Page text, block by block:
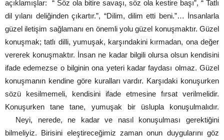
açıklamışlar: “ Söz ola bitire savaşı, söz ola kestire başı”, “ Tatlı
dil yılanı deliğinden çıkartır.”, “Dilim, dilim etti beni.”… İnsanlarla
güzel iletişim sağlamanı en önemli yolu güzel konuşmaktır. Güzel
konuşmak; tatlı dilli, yumuşak, karşındakini kırmadan, ona değer
vererek konuşmaktır. İnsan ne kadar bilgili olursa olsun kendisini
ifade edemezse o bilginin ona yeteri kadar faydası olmaz. Güzel
konuşmanın kendine göre kuralları vardır. Karşıdaki konuşurken
sözü kesilmemeli, kendisini ifade etmesine fırsat verilmelidir.
Konuşurken tane tane, yumuşak bir üslupla konuşulmalıdır.
Neyi, nerede, ne kadar ve nasıl konuşulması gerektiğini
bilmeliyiz. Birisini eleştireceğimiz zaman onun duygularını göz